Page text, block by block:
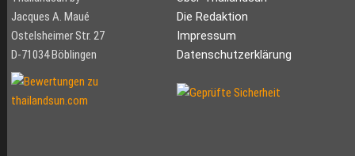
Jacques A. Maué
Ostelsheimer Str. 27
D-71034 Böblingen
Die Redaktion
Impressum
Datenschutzerklärung